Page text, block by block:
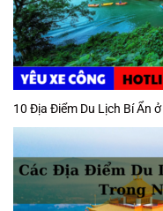
10 Địa Điểm Du Lịch Bí Ẩn